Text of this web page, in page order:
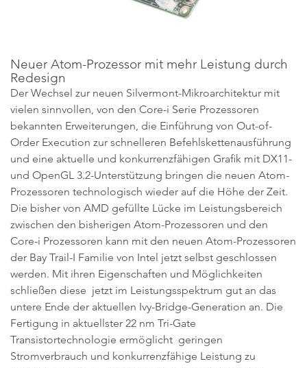
Neuer Atom-Prozessor mit mehr Leistung durch
Redesign
Der Wechsel zur neuen Silvermont-Mikroarchitektur mit
vielen sinnvollen, von den Core-i Serie Prozessoren
bekannten Erweiterungen, die Einführung von Out-of-
Order Execution zur schnelleren Befehlskettenausführung
und eine aktuelle und konkurrenzfähigen Grafik mit DX11-
und OpenGL 3.2-Unterstützung bringen die neuen Atom-
Prozessoren technologisch wieder auf die Höhe der Zeit.
Die bisher von AMD gefüllte Lücke im Leistungsbereich
zwischen den bisherigen Atom-Prozessoren und den
Core-i Prozessoren kann mit den neuen Atom-Prozessoren
der Bay Trail-I Familie von Intel jetzt selbst geschlossen
werden. Mit ihren Eigenschaften und Möglichkeiten
schließen diese jetzt im Leistungsspektrum gut an das
untere Ende der aktuellen Ivy-Bridge-Generation an. Die
Fertigung in aktuellster 22 nm Tri-Gate
Transistortechnologie ermöglicht geringen
Stromverbrauch und konkurrenzfähige Leistung zu